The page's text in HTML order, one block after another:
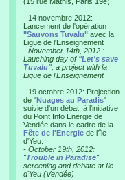
- 14 novembre 2012:
Lancement de l'opération
"Sauvons Tuvalu" avec la
Ligue de l'Enseignement
- November 14th, 2012 :
Lauching day of "Let's save
Tuvalu", a project with la
Ligue de l'Enseignement
- 19 octobre 2012: Projection
de "Nuages au Paradis"
suivie d'un débat, à l'initiative
du Point Info Energie de
Vendée dans le cadre de la
Fête de l'Energie de l'île
d'Yeu.
- October 19th, 2012:
"Trouble in Paradise"
screening and debate at Ile
d'Yeu (Vendée)